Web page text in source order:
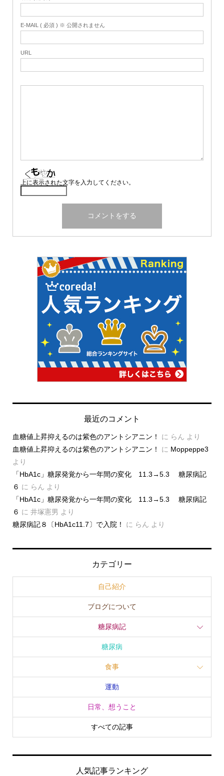
E-MAIL ( 必須 ) ※ 公開されません
URL
上に表示された文字を入力してください。
最近のコメント
血糖値上昇抑えるのは紫色のアントシアニン！ に らん より
血糖値上昇抑えるのは紫色のアントシアニン！
に Moppeppe3
より
「HbA1c」糖尿発覚から一年間の変化 11.3→5.3 糖尿病記
６ に らん より
「HbA1c」糖尿発覚から一年間の変化 11.3→5.3 糖尿病記
６ に 井塚憲男 より
糖尿病記８〔HbA1c11.7〕で入院！
に らん より
カテゴリー
自己紹介
ブログについて
糖尿病記
糖尿病
食事
運動
日常、想うこと
すべての記事
人気記事ランキング